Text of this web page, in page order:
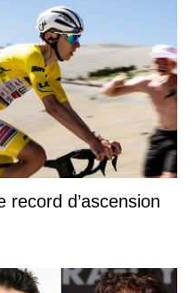
record d’ascension